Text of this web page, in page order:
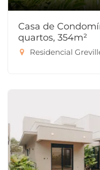
Casa de
quartos, 354m²
Residencial